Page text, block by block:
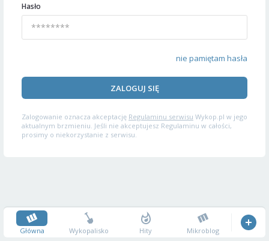
Hasło
nie pamiętam hasła
ZALOGUJ SIĘ
Zalogowanie oznacza akceptację Regulaminu serwisu Wykop.pl w jego
aktualnym brzmieniu. Jeśli nie akceptujesz Regulaminu w całości,
prosimy o niekorzystanie z serwisu.
Główna Wykopalisko Hity Mikroblog